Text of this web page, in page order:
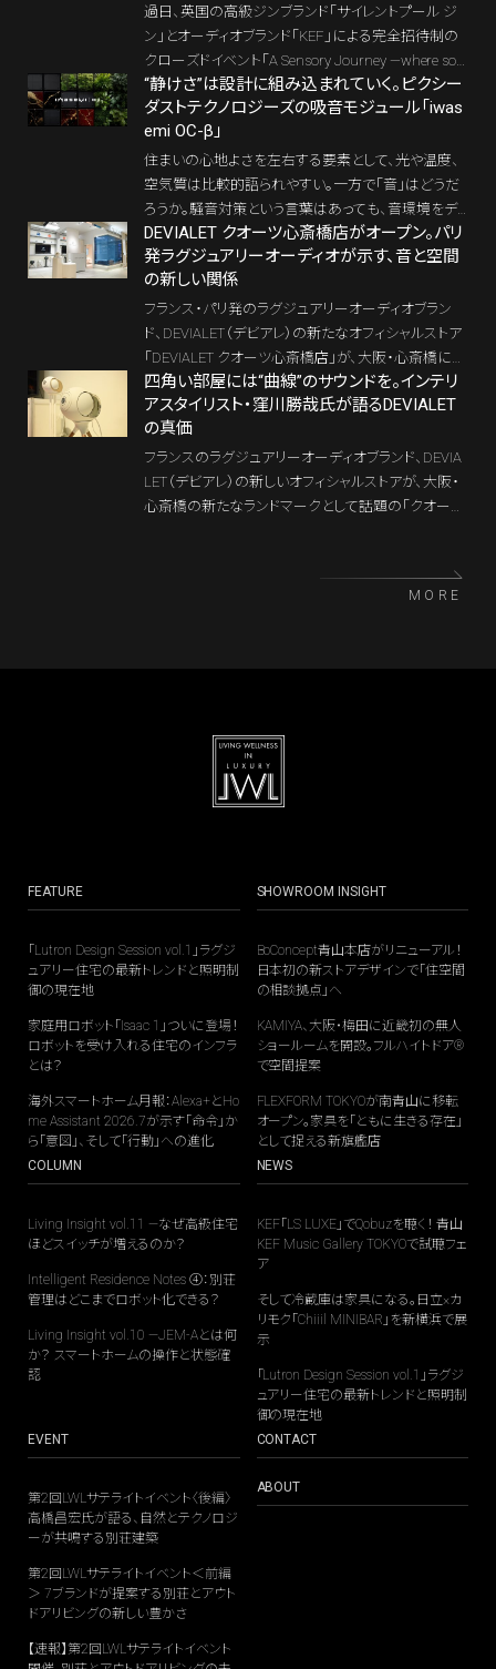
本でも加速させる注目モデルだ。
過日、英国の高級ジンブランド「サイレントプール ジ
ン」とオーディオブランド「KEF」による完全招待制の
クローズドイベント「A Sensory Journey —where sou
nd meets gin 音とジンが響き合う、五感の出会い」が
開催された。音・香り・味が立体的に絡み合う、特別
な時間の記憶をお伝えしよう。
“静けさ”は設計に組み込まれていく。ピクシー
ダストテクノロジーズの吸音モジュール「iwas
emi OC-β」
住まいの心地よさを左右する要素として、光や温度、
空気質は比較的語られやすい。一方で「音」はどうだ
ろうか。騒音対策という言葉はあっても、音環境をデ
ザインするという発想は、まだ一般的とは言いがた
い。そんな中、ピクシーダストテクノロジーズが発表
したのが、新しい音響制御モジュール「iwasemi OC-
β」。“後で貼るもの”だった吸音材を、“あらかじめ空間
に組み込むもの”へアップデートする提案だ。
DEVIALET クオーツ心斎橋店がオープン。パリ
発ラグジュアリーオーディオが示す、音と空間
の新しい関係
フランス・パリ発のラグジュアリーオーディオブラン
ド、DEVIALET（デビアレ）の新たなオフィシャルストア
「DEVIALET クオーツ心斎橋店」が、大阪・心斎橋にオ
ープンした。Phantomシリーズやサウンドバー「Dion
e」を体験できる専用試聴室を備え、音楽、映像、光を
一体で楽しめる空間となっている。パリ・オペラ座との
パートナーシップやFENDIなどのラグジュアリーブラ
ンドとの協業でも知られるDEVIALETは、なぜ心斎橋
に新たな体験拠点を構えたのか。オープン記念イベ
四角い部屋には“曲線”のサウンドを。インテリ
アスタイリスト・窪川勝哉氏が語るDEVIALET
の真価
フランスのラグジュアリーオーディオブランド、DEVIA
LET（デビアレ）の新しいオフィシャルストアが、大阪・
心斎橋の新たなランドマークとして話題の「クオーツ
に、「インテリア目線で選ぶDEVIALETの真価」を紐解
MORE
FEATURE
「Lutron Design Session vol.1」ラグジ
ュアリー住宅の最新トレンドと照明制
御の現在地
家庭用ロボット「Isaac 1」ついに登場！
ロボットを受け入れる住宅のインフラ
とは？
海外スマートホーム月報：Alexa+とHo
me Assistant 2026.7が示す「命令」か
ら「意図」、そして「行動」への進化
SHOWROOM INSIGHT
BoConcept青山本店がリニューアル！
日本初の新ストアデザインで「住空間
の相談拠点」へ
KAMIYA、大阪・梅田に近畿初の無人
ショールームを開設。フルハイトドア®
で空間提案
FLEXFORM TOKYOが南青山に移転
オープン。家具を「ともに生きる存在」
として捉える新旗艦店
COLUMN
Living Insight vol.11 —なぜ高級住宅
ほどスイッチが増えるのか？
Intelligent Residence Notes ④：別荘
管理はどこまでロボット化できる？
Living Insight vol.10 —JEM-Aとは何
か？ スマートホームの操作と状態確
認
NEWS
KEF「LS LUXE」でQobuzを聴く！ 青山
KEF Music Gallery TOKYOで試聴フェ
ア
そして冷蔵庫は家具になる。日立×カ
リモク「Chiiil MINIBAR」を新横浜で展
示
「Lutron Design Session vol.1」ラグジ
ュアリー住宅の最新トレンドと照明制
御の現在地
EVENT
第2回LWLサテライトイベント〈後編〉
高橋昌宏氏が語る、自然とテクノロジ
ーが共鳴する別荘建築
第2回LWLサテライトイベント＜前編
＞ 7ブランドが提案する別荘とアウト
ドアリビングの新しい豊かさ
【速報】第2回LWLサテライトイベント
CONTACT
ABOUT